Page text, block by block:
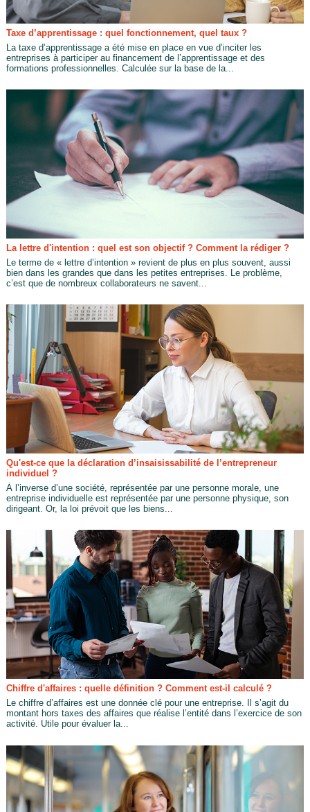
Taxe d’apprentissage : quel fonctionnement, quel taux ?
La taxe d’apprentissage a été mise en place en vue d’inciter les
entreprises à participer au financement de l’apprentissage et des
formations professionnelles. Calculée sur la base de la...
La lettre d'intention : quel est son objectif ? Comment la rédiger ?
Le terme de « lettre d’intention » revient de plus en plus souvent, aussi
bien dans les grandes que dans les petites entreprises. Le problème,
c’est que de nombreux collaborateurs ne savent...
Qu'est-ce que la déclaration d’insaisissabilité de l’entrepreneur
individuel ?
À l’inverse d’une société, représentée par une personne morale, une
entreprise individuelle est représentée par une personne physique, son
dirigeant. Or, la loi prévoit que les biens...
Chiffre d'affaires : quelle définition ? Comment est-il calculé ?
Le chiffre d’affaires est une donnée clé pour une entreprise. Il s’agit du
montant hors taxes des affaires que réalise l’entité dans l’exercice de son
activité. Utile pour évaluer la...